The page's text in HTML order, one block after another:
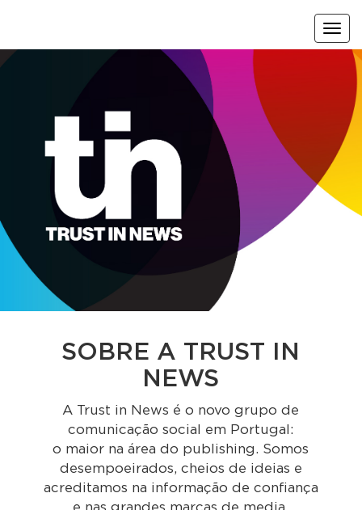
menu
SOBRE A TRUST IN
NEWS
A Trust in News é o novo grupo de
comunicação social em Portugal:
o maior na área do publishing. Somos
desempoeirados, cheios de ideias e
acreditamos na informação de confiança